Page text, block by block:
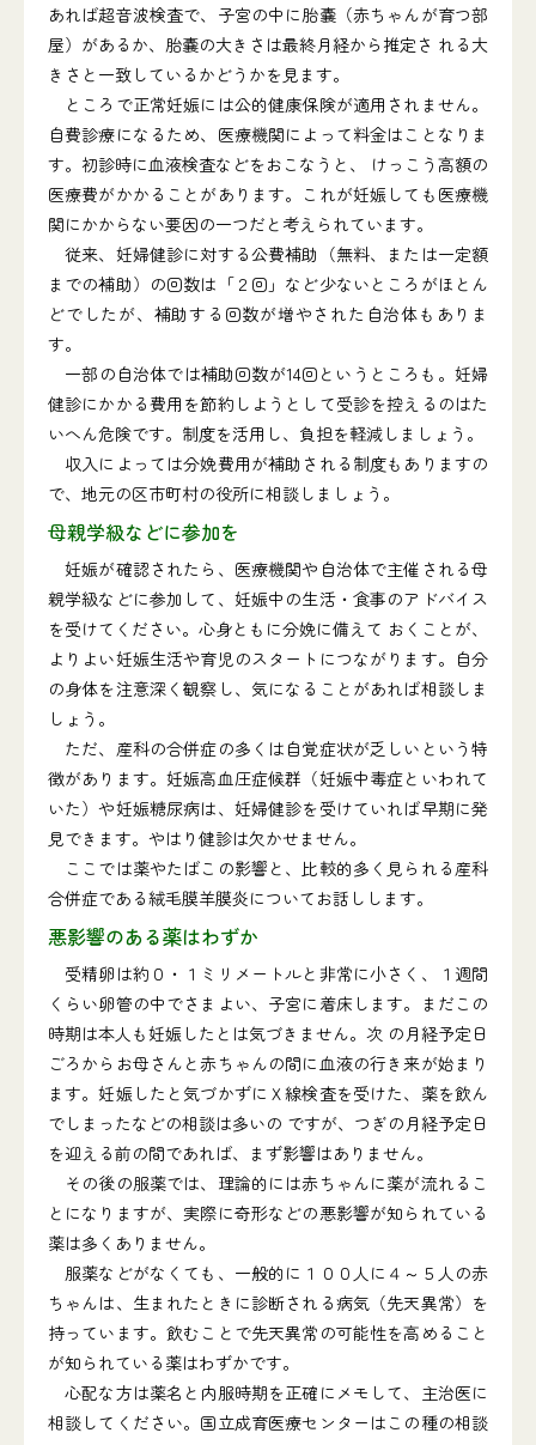
あれば超音波検査で、子宮の中に胎嚢（赤ちゃんが育つ部
屋）があるか、胎嚢の大きさは最終月経から推定さ れる大
きさと一致しているかどうかを見ます。
ところで正常妊娠には公的健康保険が適用されません。
自費診療になるため、医療機関によって料金はことなりま
す。初診時に血液検査などをおこなうと、 けっこう高額の
医療費がかかることがあります。これが妊娠しても医療機
関にかからない要因の一つだと考えられています。
従来、妊婦健診に対する公費補助（無料、または一定額
までの補助）の回数は「２回」など少ないところがほとん
どでしたが、補助する回数が増やされた自治体もありま
す。
一部の自治体では補助回数が14回というところも。妊婦
健診にかかる費用を節約しようとして受診を控えるのはた
いへん危険です。制度を活用し、負担を軽減しましょう。
収入によっては分娩費用が補助される制度もありますの
で、地元の区市町村の役所に相談しましょう。
母親学級などに参加を
妊娠が確認されたら、医療機関や自治体で主催される母
親学級などに参加して、妊娠中の生活・食事のアドバイス
を受けてください。心身ともに分娩に備えて おくことが、
よりよい妊娠生活や育児のスタートにつながります。自分
の身体を注意深く観察し、気になることがあれば相談しま
しょう。
ただ、産科の合併症の多くは自覚症状が乏しいという特
徴があります。妊娠高血圧症候群（妊娠中毒症といわれて
いた）や妊娠糖尿病は、妊婦健診を受けていれば早期に発
見できます。やはり健診は欠かせません。
ここでは薬やたばこの影響と、比較的多く見られる産科
合併症である絨毛膜羊膜炎についてお話しします。
悪影響のある薬はわずか
受精卵は約０・１ミリメートルと非常に小さく、１週間
くらい卵管の中でさまよい、子宮に着床します。まだこの
時期は本人も妊娠したとは気づきません。次 の月経予定日
ごろからお母さんと赤ちゃんの間に血液の行き来が始まり
ます。妊娠したと気づかずにＸ線検査を受けた、薬を飲ん
でしまったなどの相談は多いの ですが、つぎの月経予定日
を迎える前の間であれば、まず影響はありません。
その後の服薬では、理論的には赤ちゃんに薬が流れるこ
とになりますが、実際に奇形などの悪影響が知られている
薬は多くありません。
服薬などがなくても、一般的に１００人に４～５人の赤
ちゃんは、生まれたときに診断される病気（先天異常）を
持っています。飲むことで先天異常の可能性を高めること
が知られている薬はわずかです。
心配な方は薬名と内服時期を正確にメモして、主治医に
相談してください。国立成育医療センターはこの種の相談